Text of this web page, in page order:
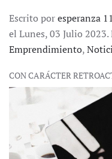
Escrito poresperanza
el Lunes, 03 Julio
Emprendimiento,
CON CARÁCTER